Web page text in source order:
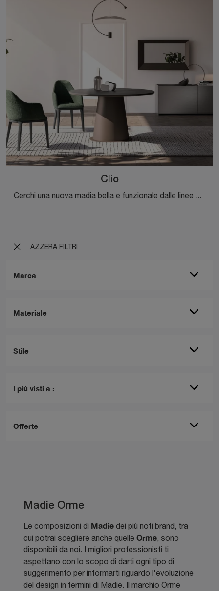
AZZERA FILTRI
Marca
Materiale
Stile
I più visti a :
Offerte
Clio
Cerchi una nuova madia bella e funzionale dalle linee moderne? Ti presentiamo il modello Clio di Orme, realizzato in laccato opaco.
Madie Orme
Le composizioni di Madie dei più noti brand, tra
cui potrai scegliere anche quelle Orme, sono
disponibili da noi. I migliori professionisti ti
aspettano con lo scopo di darti ogni tipo di
suggerimento per informarti riguardo l'evoluzione
del design in termini di Madie. Il marchio Orme